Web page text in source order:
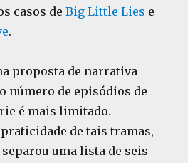
casos de Big Little Lies e
.
proposta de narrativa
número de episódios de
é mais limitado.
de tais tramas,
separou uma lista de seis